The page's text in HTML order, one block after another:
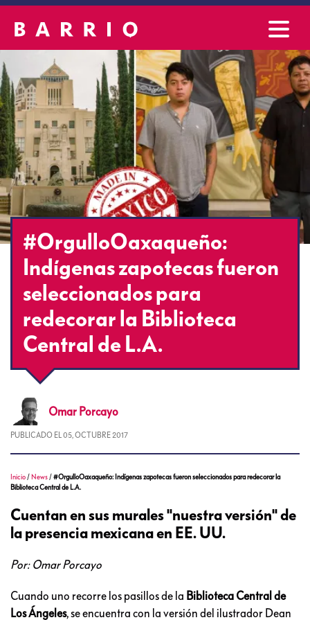
#OrgulloOaxaqueño:
Indígenas zapotecas fueron
seleccionados para
redecorar la Biblioteca
Central de L.A.
Omar Porcayo
PUBLICADO EL 05, OCTUBRE 2017
Inicio / News /#OrgulloOaxaqueño: Indígenas zapotecas fueron seleccionados para redecorar la
Biblioteca Central de L.A.
Cuentan en sus murales "nuestra versión" de
la presencia mexicana en EE. UU.
Por: Omar Porcayo
Cuando uno recorre los pasillos de la Biblioteca Central de
Los Ángeles, se encuentra con la versión del ilustrador Dean